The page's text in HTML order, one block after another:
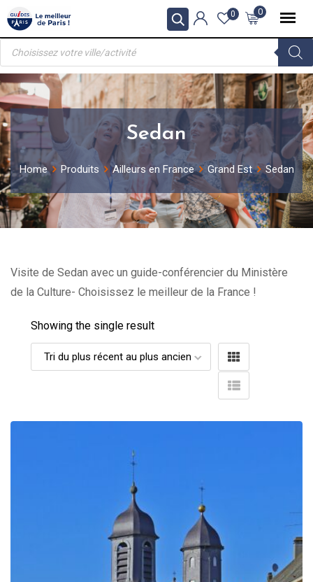
Skip
to
content
0
0
Recherche
produits
Sedan
Home Produits Ailleurs en France Grand Est Sedan
Visite de Sedan avec un guide-conférencier du Ministère
de la Culture- Choisissez le meilleur de la France !
Showing the single result